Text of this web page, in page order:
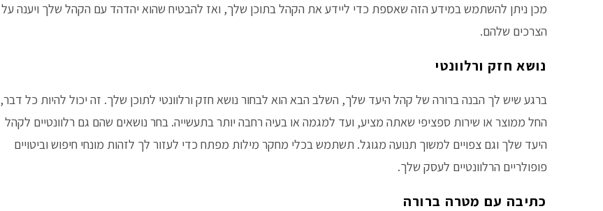
מכן ניתן להשתמש במידע הזה שאספת כדי ליידע את הקהל בתוכן שלך, ואז להבטיח שהוא יהדהד עם הקהל שלך ויענה על
הצרכים שלהם.
נושא חזק ורלוונטי
ברגע שיש לך הבנה ברורה של קהל היעד שלך, השלב הבא הוא לבחור נושא חזק ורלוונטי לתוכן שלך. זה יכול להיות כל דבר,
החל ממוצר או שירות ספציפי שאתה מציע, ועד למגמה או בעיה רחבה יותר בתעשייה. בחר נושאים שהם גם רלוונטיים לקהל
היעד שלך וגם צפויים למשוך תנועה מגוגל. תשתמש בכלי מחקר מילות מפתח כדי לעזור לך לזהות מונחי חיפוש וביטויים
פופולריים הרלוונטיים לעסק שלך.
כתיבה עם מטרה ברורה